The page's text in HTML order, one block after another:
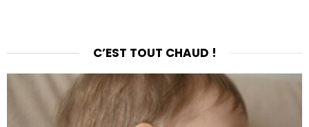
C’EST TOUT CHAUD !